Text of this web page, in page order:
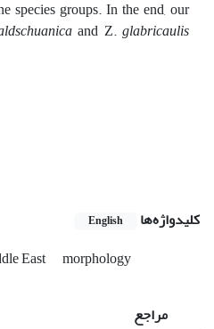
species groups. In the end, our
and Z.glabricaulis
کلیدواژه‌ها English
East morphology
مراجع